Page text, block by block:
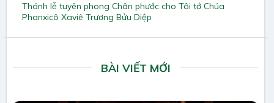
Thánh lễ tuyên phong Chân phước cho Tôi tớ Chúa
Phanxicô Xaviê Trương Bửu Diệp
BÀI VIẾT MỚI